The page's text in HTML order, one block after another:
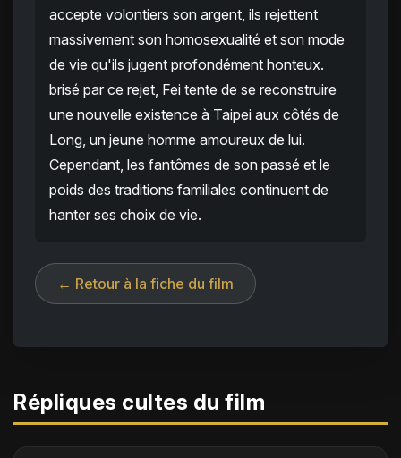
accepte volontiers son argent, ils rejettent
massivement son homosexualité et son mode
de vie qu'ils jugent profondément honteux.
brisé par ce rejet, Fei tente de se reconstruire
une nouvelle existence à Taipei aux côtés de
Long, un jeune homme amoureux de lui.
Cependant, les fantômes de son passé et le
poids des traditions familiales continuent de
hanter ses choix de vie.
← Retour à la fiche du film
Répliques cultes du film